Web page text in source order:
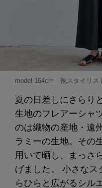
model 164cm 靴スタイリス
夏の日差しにさらり
生地のフレアーシャ
のは織物の産地・遠
ラミーの生地。その
用いて晒し、まっさ
げました。 小さなス
らひらと広がるシル